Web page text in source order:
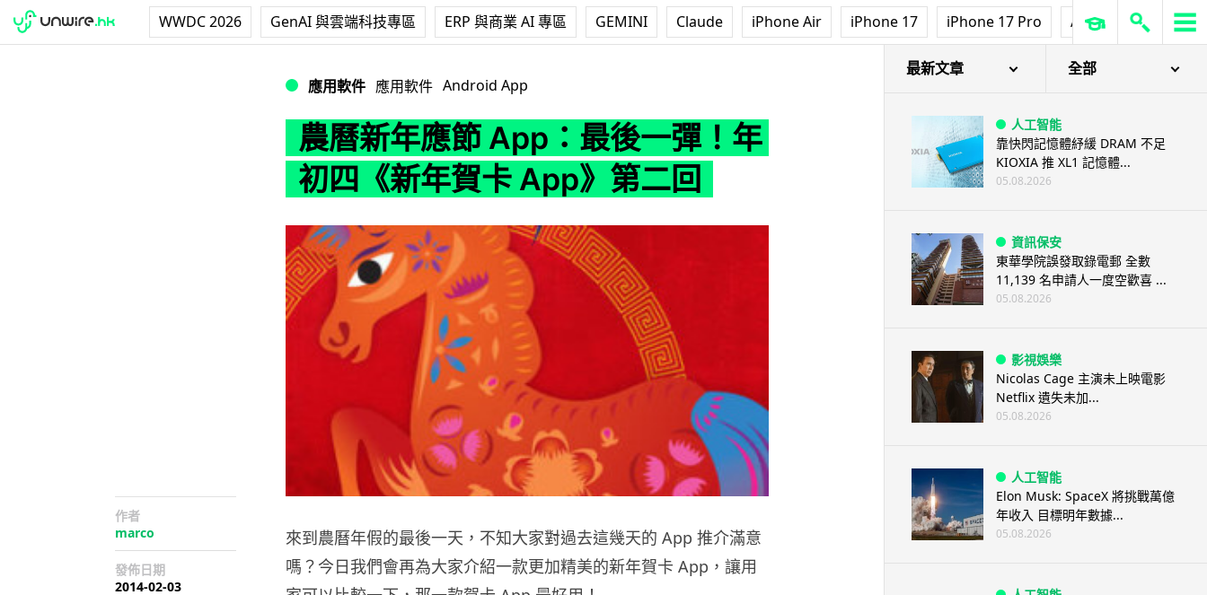
WWDC 2026 GenAI 與雲端科技專區 ERP 與商業 AI 專區 GEMINI Claude iPhone Air iPhone 17 iPhone 17 Pro AirPods Pro 3
應用軟件 應用軟件 Android App
農曆新年應節 App：最後一彈！年
初四《新年賀卡 App》第二回
作者
marco
發佈日期
2014-02-03
來到農曆年假的最後一天，不知大家對過去這幾天的 App 推介滿意
嗎？今日我們會再為大家介紹一款更加精美的新年賀卡 App，讓用
最新文章 全部
人工智能
靠快閃記憶體紓緩 DRAM 不足
KIOXIA 推 XL1 記憶體...
05.08.2026
資訊保安
東華學院誤發取錄電郵 全數
11,139 名申請人一度空歡喜 ...
05.08.2026
影視娛樂
Nicolas Cage 主演未上映電影
Netflix 遺失未加...
05.08.2026
人工智能
Elon Musk: SpaceX 將挑戰萬億
年收入 目標明年數據...
05.08.2026